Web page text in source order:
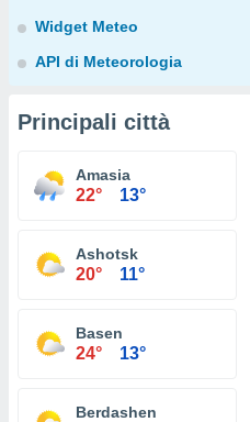
Widget Meteo
API di Meteorologia
Principali città
Amasia
22° 13°
Ashotsk
20° 11°
Basen
24° 13°
Berdashen